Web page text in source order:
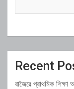
Recent
রাজৈরে প্রাথমিক শিক্ষা